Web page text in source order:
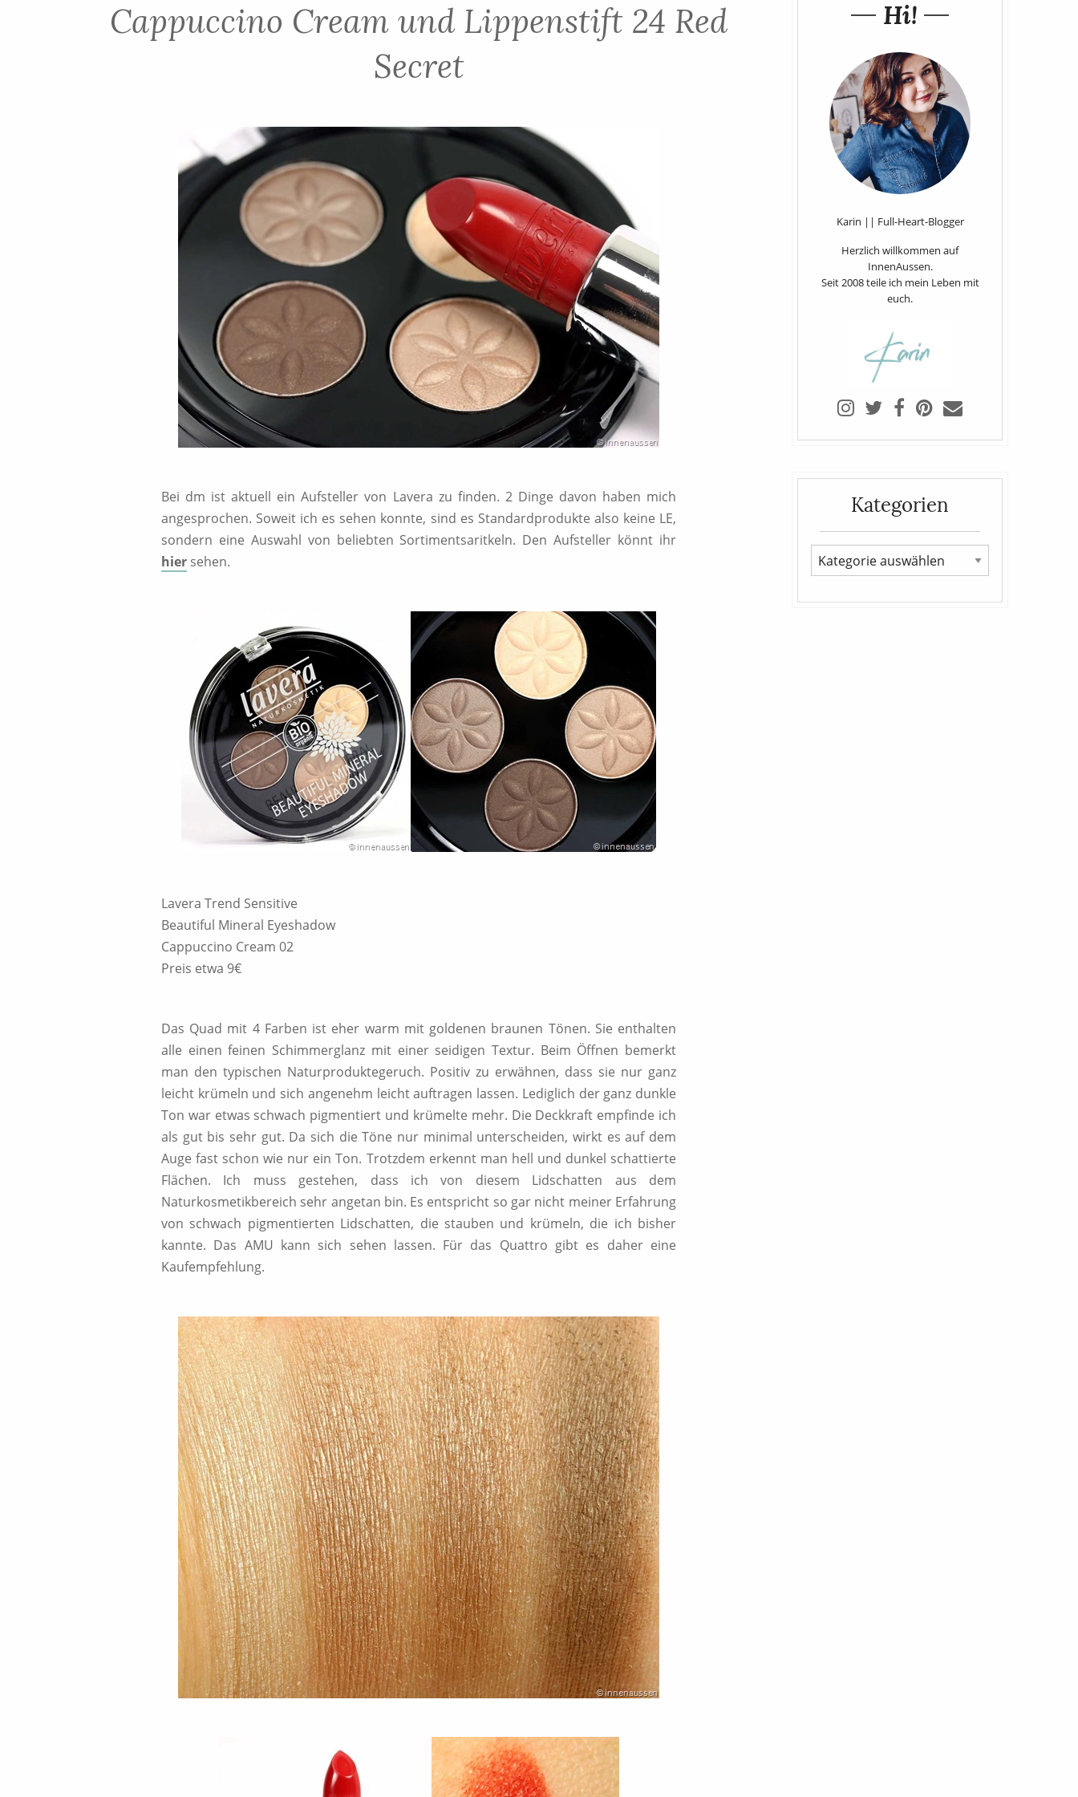
Cappuccino Cream und Lippenstift 24 Red
Secret
Bei dm ist aktuell ein Aufsteller von Lavera zu finden. 2 Dinge davon haben mich
angesprochen. Soweit ich es sehen konnte, sind es Standardprodukte also keine LE,
sondern eine Auswahl von beliebten Sortimentsaritkeln. Den Aufsteller könnt ihr
hier sehen.
Lavera Trend Sensitive
Beautiful Mineral Eyeshadow
Cappuccino Cream 02
Preis etwa 9€
Das Quad mit 4 Farben ist eher warm mit goldenen braunen Tönen. Sie enthalten
alle einen feinen Schimmerglanz mit einer seidigen Textur. Beim Öffnen bemerkt
man den typischen Naturproduktegeruch. Positiv zu erwähnen, dass sie nur ganz
leicht krümeln und sich angenehm leicht auftragen lassen. Lediglich der ganz dunkle
Ton war etwas schwach pigmentiert und krümelte mehr. Die Deckkraft empfinde ich
als gut bis sehr gut. Da sich die Töne nur minimal unterscheiden, wirkt es auf dem
Auge fast schon wie nur ein Ton. Trotzdem erkennt man hell und dunkel schattierte
Flächen. Ich muss gestehen, dass ich von diesem Lidschatten aus dem
Naturkosmetikbereich sehr angetan bin. Es entspricht so gar nicht meiner Erfahrung
von schwach pigmentierten Lidschatten, die stauben und krümeln, die ich bisher
kannte. Das AMU kann sich sehen lassen. Für das Quattro gibt es daher eine
Kaufempfehlung.
Hi!
Karin || Full-Heart-Blogger
Herzlich willkommen auf
InnenAussen.
Seit 2008 teile ich mein Leben mit
euch.
Kategorien